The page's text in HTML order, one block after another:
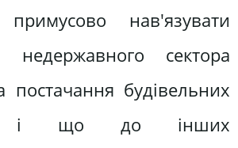
нав'язувати
недержавного сектора
постачання будівельних
і що до інших